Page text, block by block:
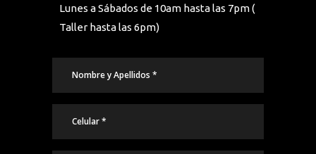
Lunes a Sábados de 10am hasta las 7pm (
Taller hasta las 6pm)